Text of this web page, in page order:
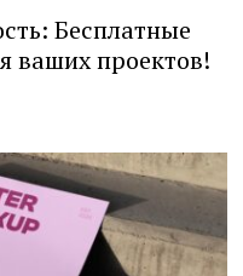
Бесплатные
ваших проектов!